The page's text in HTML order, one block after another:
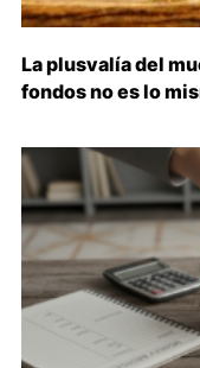
La plusvalía del
fondos no es lo